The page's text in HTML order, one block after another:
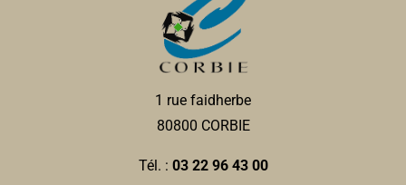
1 rue faidherbe
80800 CORBIE
Tél. : 03 22 96 43 00